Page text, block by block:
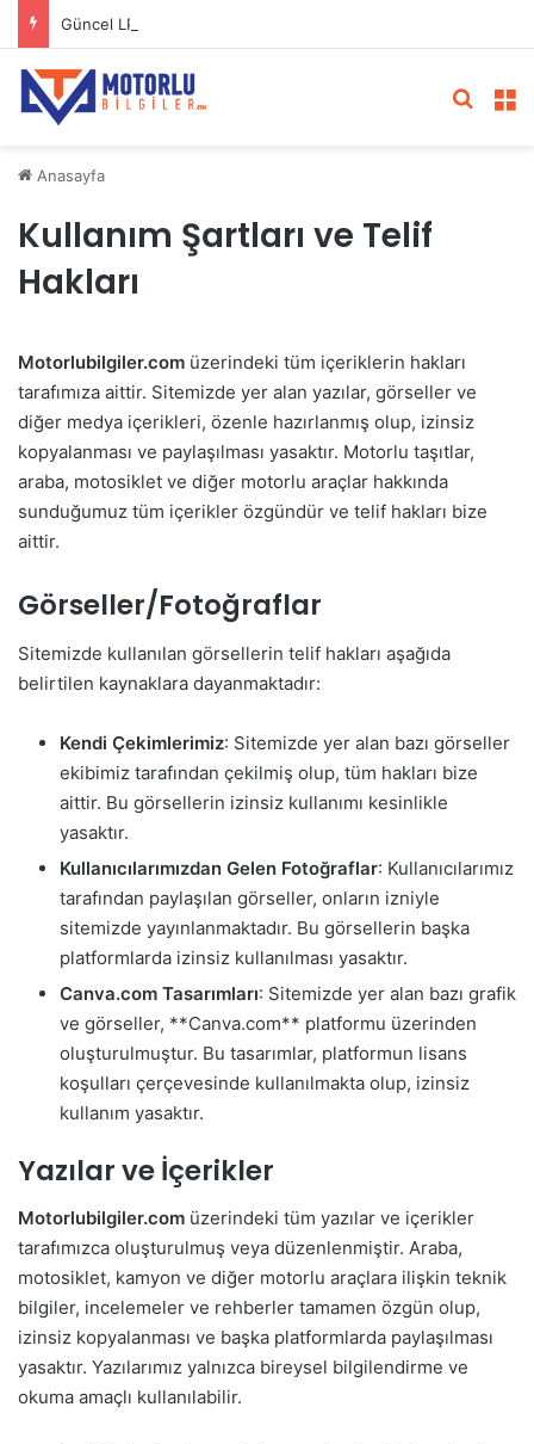
Güncel LPG Montaj Fiyatları | LPG Ne Kadara Takılır?
Anasayfa
Kullanım Şartları ve Telif
Hakları
Motorlubilgiler.com üzerindeki tüm içeriklerin hakları
tarafımıza aittir. Sitemizde yer alan yazılar, görseller ve
diğer medya içerikleri, özenle hazırlanmış olup, izinsiz
kopyalanması ve paylaşılması yasaktır. Motorlu taşıtlar,
araba, motosiklet ve diğer motorlu araçlar hakkında
sunduğumuz tüm içerikler özgündür ve telif hakları bize
aittir.
Görseller/Fotoğraflar
Sitemizde kullanılan görsellerin telif hakları aşağıda
belirtilen kaynaklara dayanmaktadır:
Kendi Çekimlerimiz: Sitemizde yer alan bazı görseller
ekibimiz tarafından çekilmiş olup, tüm hakları bize
aittir. Bu görsellerin izinsiz kullanımı kesinlikle
yasaktır.
Kullanıcılarımızdan Gelen Fotoğraflar: Kullanıcılarımız
tarafından paylaşılan görseller, onların izniyle
sitemizde yayınlanmaktadır. Bu görsellerin başka
platformlarda izinsiz kullanılması yasaktır.
Canva.com Tasarımları: Sitemizde yer alan bazı grafik
ve görseller, **Canva.com** platformu üzerinden
oluşturulmuştur. Bu tasarımlar, platformun lisans
koşulları çerçevesinde kullanılmakta olup, izinsiz
kullanım yasaktır.
Yazılar ve İçerikler
Motorlubilgiler.com üzerindeki tüm yazılar ve içerikler
tarafımızca oluşturulmuş veya düzenlenmiştir. Araba,
motosiklet, kamyon ve diğer motorlu araçlara ilişkin teknik
bilgiler, incelemeler ve rehberler tamamen özgün olup,
izinsiz kopyalanması ve başka platformlarda paylaşılması
yasaktır. Yazılarımız yalnızca bireysel bilgilendirme ve
okuma amaçlı kullanılabilir.